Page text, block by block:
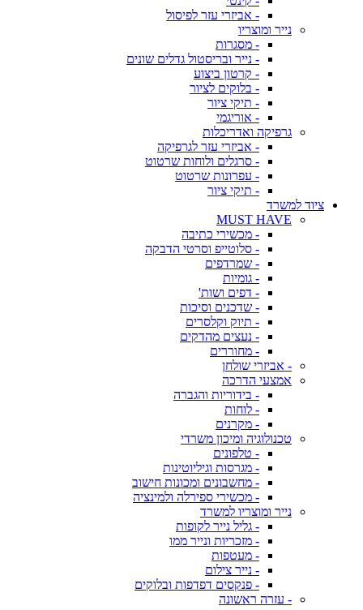
- אביזרי עזר לפיסול
נייר ומוצריו
- מסגרות
- נייר ובריסטול גדלים שונים
- קרטון ביצוע
- בלוקים לציור
- תיקי ציור
- אוריגמי
גרפיקה ואדריכלות
- אביזרי עזר לגרפיקה
- סרגלים ולוחות שרטוט
- עפרונות שרטוט
- תיקי ציור
ציוד למשרד
MUST HAVE
- מכשירי כתיבה
- סלוטייפ וסרטי הדבקה
- שמרדפים
- גומיות
- דפים ושות'
- שדכנים וסיכות
- תיוק וקלסרים
- נעצים מהדקים
- מחוררים
- אביזרי שולחן
אמצעי הדרכה
- בידוריות והגברה
- לוחות
- מקרנים
טכנולוגיה ומיכון משרדי
- טלפונים
- מגרסות וגיליוטינות
- מחשבונים ומכונות חישוב
- מכשירי ספירלה ולמינציה
נייר ומוצריו למשרד
- גליל נייר לקופות
- מזכריות ונייר ממו
- מעטפות
- נייר צילום
- פנקסים דפדפות ובלוקים
- עזרה ראשונה